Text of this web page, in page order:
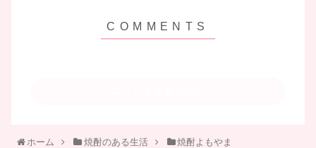
ホーム 焼酎のある生活 焼酎よもやま